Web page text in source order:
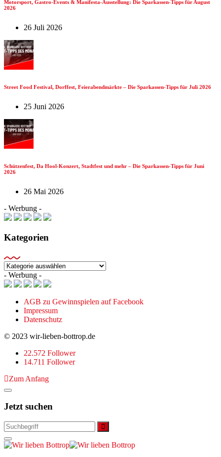
Motorsport, Gastro-Events & Manifesta-Ausstellung: Die Sparkassen-Tipps für August
2026
26 Juli 2026
Street Food Festival, Dorffest, Feierabendmärkte – Die Sparkassen-Tipps für Juli 2026
25 Juni 2026
Schützenfest, Da Hool-Konzert, Stadtfest und mehr – Die Sparkassen-Tipps für Juni
2026
26 Mai 2026
- Werbung -
Kategorien
Kategorien
- Werbung -
AGB zu Gewinnspielen auf Facebook
Impressum
Datenschutz
© 2023 wir-lieben-bottrop.de
22.572 Follower
14.711 Follower
Zum Anfang
Jetzt suchen